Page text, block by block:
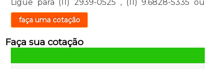
Ligue para (11) 2939-0525 , (11) 9.6828-5335 ou
faça uma cotação
Faça sua cotação